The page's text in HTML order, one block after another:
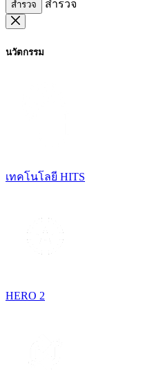
สำรวจ สำรวจ
นวัตกรรม
เทคโนโลยี HITS
HERO 2